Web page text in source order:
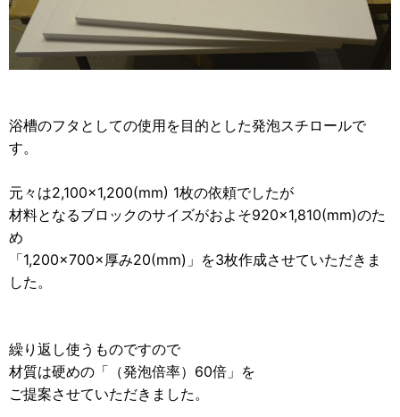
浴槽のフタとしての使用を目的とした発泡スチロールで
す。
元々は2,100×1,200(mm) 1枚の依頼でしたが
材料となるブロックのサイズがおよそ920×1,810(mm)のた
め
「1,200×700×厚み20(mm)」を3枚作成させていただきま
した。
繰り返し使うものですので
材質は硬めの「（発泡倍率）60倍」を
ご提案させていただきました。
ノベルティ
アニメ関連